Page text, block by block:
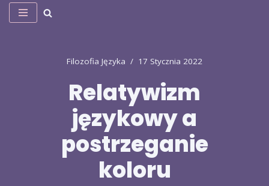
Filozofia Języka 17 Stycznia 2022
Relatywizm
językowy a
postrzeganie
koloru